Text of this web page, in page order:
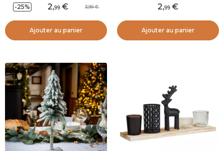
-25% 2,99 3,99
Ajouter au panier
2,99
Ajouter au panier